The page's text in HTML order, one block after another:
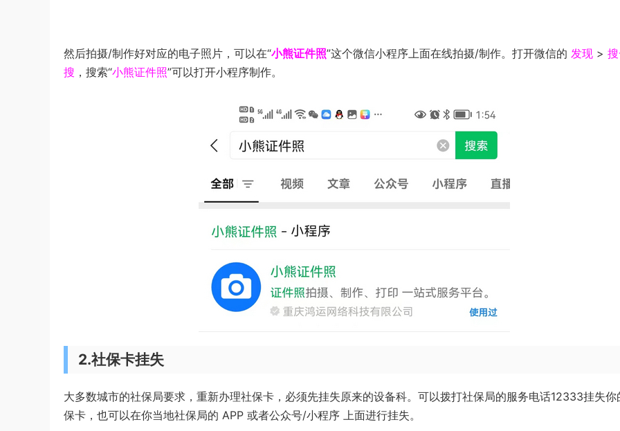
然后拍摄/制作好对应的电子照片，可以在“小熊证件照”这个微信小程序上面在线拍摄/制作。打开微信的 发现 >
搜 ，搜索“小熊证件照”可以打开小程序制作。
2.社保卡挂失
大多数城市的社保局要求，重新办理社保卡，必须先挂失原来的设备科。可以拨打社保局的服务电话12333挂失你
保卡，也可以在你当地社保局的 APP 或者公众号/小程序 上面进行挂失。